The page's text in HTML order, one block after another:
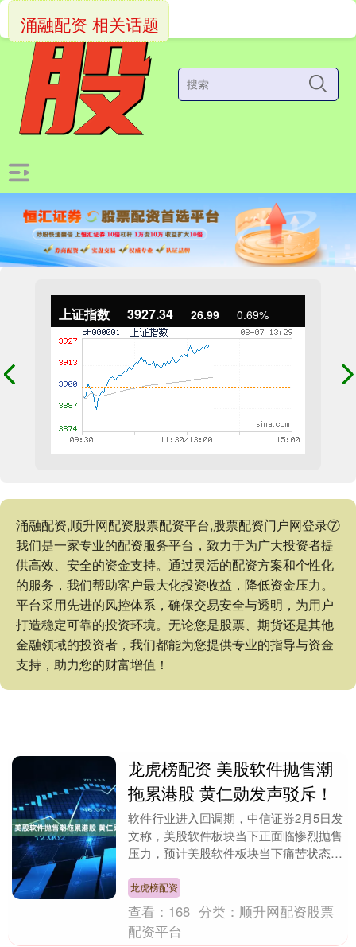
上证指数 3927.34 26.99 0.69%
涌融配资,顺升网配资股票配资平台,股票配资门户网登录⑦
我们是一家专业的配资服务平台，致力于为广大投资者提
供高效、安全的资金支持。通过灵活的配资方案和个性化
的服务，我们帮助客户最大化投资收益，降低资金压力。
平台采用先进的风控体系，确保交易安全与透明，为用户
打造稳定可靠的投资环境。无论您是股票、期货还是其他
金融领域的投资者，我们都能为您提供专业的指导与资金
支持，助力您的财富增值！
涌融配资 相关话题
龙虎榜配资 美股软件抛售潮
拖累港股 黄仁勋发声驳斥！
软件行业进入回调期，中信证券2月5日发
文称，美股软件板块当下正面临惨烈抛售
压力，预计美股软件板块当下痛苦状态仍
SaaS、AI应用....
龙虎榜配资
查看： 168 分类： 顺升网配资股票
配资平台